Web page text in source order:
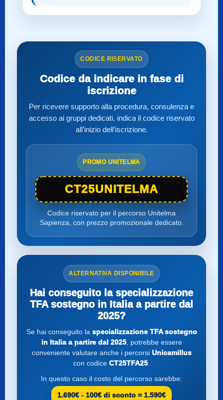
CODICE RISERVATO
Codice da indicare in fase di
iscrizione
Per ricevere supporto alla procedura, consulenza e
accesso ai gruppi dedicati, indica il codice riservato
all’inizio dell’iscrizione.
PROMO UNITELMA
CT25UNITELMA
Codice riservato per il percorso Unitelma
Sapienza, con prezzo promozionale dedicato.
ALTERNATIVA DISPONIBILE
Hai conseguito la specializzazione
TFA sostegno in Italia a partire dal
2025?
Se hai conseguito la specializzazione TFA sostegno
in Italia a partire dal 2025, potrebbe essere
conveniente valutare anche i percorsi Unicamillus
con codice CT25TFA25
In questo caso il costo del percorso sarebbe:
1.690€ - 100€ di sconto = 1.590€